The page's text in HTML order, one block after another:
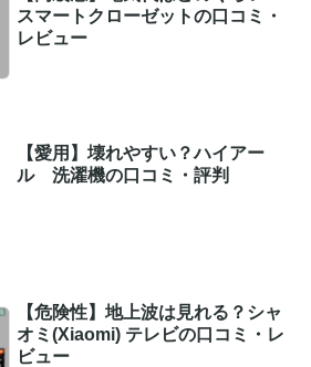
スマートクローゼットの口コミ・
レビュー
【愛用】壊れやすい？ハイアー
ル 洗濯機の口コミ・評判
【危険性】地上波は見れる？シャ
オミ(Xiaomi) テレビの口コミ・レ
ビュー